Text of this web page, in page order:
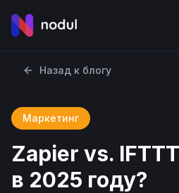
Назад к блогу
Маркетинг
Zapier vs.
в 2025 году?